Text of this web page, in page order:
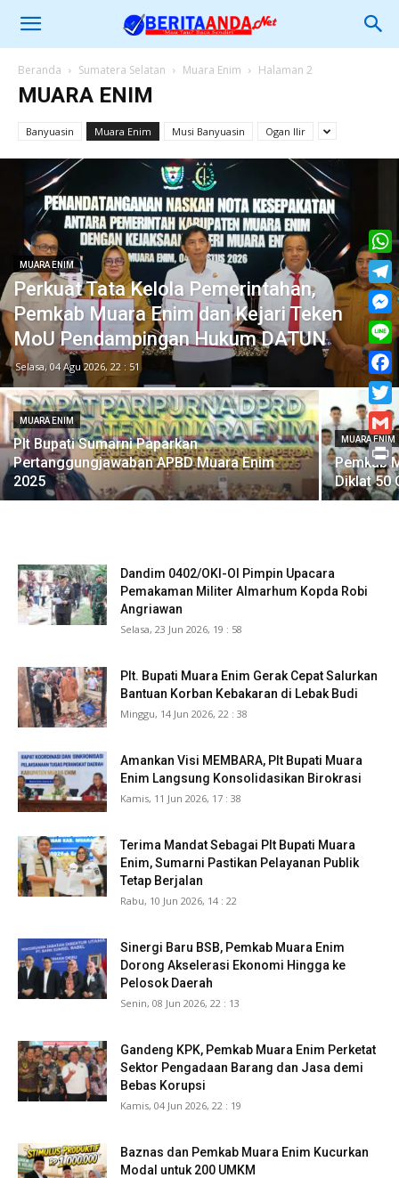
Beranda Sumatera Selatan Muara Enim Halaman 2
MUARA ENIM
Banyuasin Muara Enim Musi Banyuasin Ogan Ilir
MUARA ENIM
Perkuat Tata Kelola Pemerintahan,
Pemkab Muara Enim dan Kejari Teken
MoU Pendampingan Hukum DATUN
Selasa, 04 Agu 2026, 22 : 51
MUARA ENIM
Plt Bupati Sumarni Paparkan
Pertanggungjawaban APBD Muara Enim
2025
MUARA ENIM
Pemkab
Diklat 50
Dandim 0402/OKI-OI Pimpin Upacara
Pemakaman Militer Almarhum Kopda Robi
Angriawan
Selasa, 23 Jun 2026, 19 : 58
Plt. Bupati Muara Enim Gerak Cepat Salurkan
Bantuan Korban Kebakaran di Lebak Budi
Minggu, 14 Jun 2026, 22 : 38
Amankan Visi MEMBARA, Plt Bupati Muara
Enim Langsung Konsolidasikan Birokrasi
Kamis, 11 Jun 2026, 17 : 38
Terima Mandat Sebagai Plt Bupati Muara
Enim, Sumarni Pastikan Pelayanan Publik
Tetap Berjalan
Rabu, 10 Jun 2026, 14 : 22
Sinergi Baru BSB, Pemkab Muara Enim
Dorong Akselerasi Ekonomi Hingga ke
Pelosok Daerah
Senin, 08 Jun 2026, 22 : 13
Gandeng KPK, Pemkab Muara Enim Perketat
Sektor Pengadaan Barang dan Jasa demi
Bebas Korupsi
Kamis, 04 Jun 2026, 22 : 19
Baznas dan Pemkab Muara Enim Kucurkan
Modal untuk 200 UMKM
Line
Print